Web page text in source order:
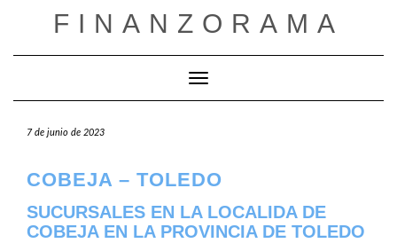
FINANZORAMA
Cambiar modo de navegación
7 de junio de 2023
COBEJA – TOLEDO
SUCURSALES EN LA LOCALIDA DE
COBEJA EN LA PROVINCIA DE TOLEDO